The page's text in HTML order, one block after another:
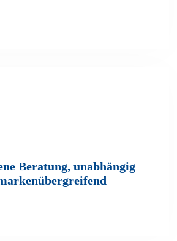
Beratung, unabhängig